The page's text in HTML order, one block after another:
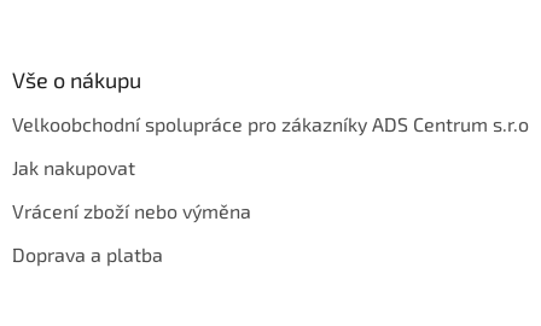
Vše o nákupu
Velkoobchodní spolupráce pro zákazníky ADS Centrum s.r.o
Jak nakupovat
Vrácení zboží nebo výměna
Doprava a platba